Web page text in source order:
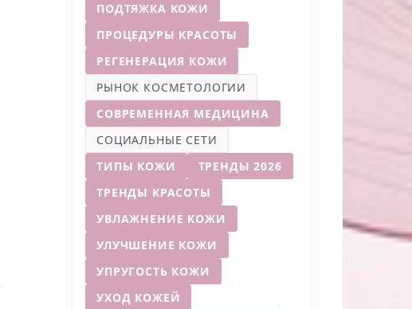
ПОДТЯЖКА КОЖИ
ПРОЦЕДУРЫ КРАСОТЫ
РЕГЕНЕРАЦИЯ КОЖИ
РЫНОК КОСМЕТОЛОГИИ
СОВРЕМЕННАЯ МЕДИЦИНА
СОЦИАЛЬНЫЕ СЕТИ
ТИПЫ КОЖИ
ТРЕНДЫ 2026
ТРЕНДЫ КРАСОТЫ
УВЛАЖНЕНИЕ КОЖИ
УЛУЧШЕНИЕ КОЖИ
УПРУГОСТЬ КОЖИ
УХОД КОЖЕЙ